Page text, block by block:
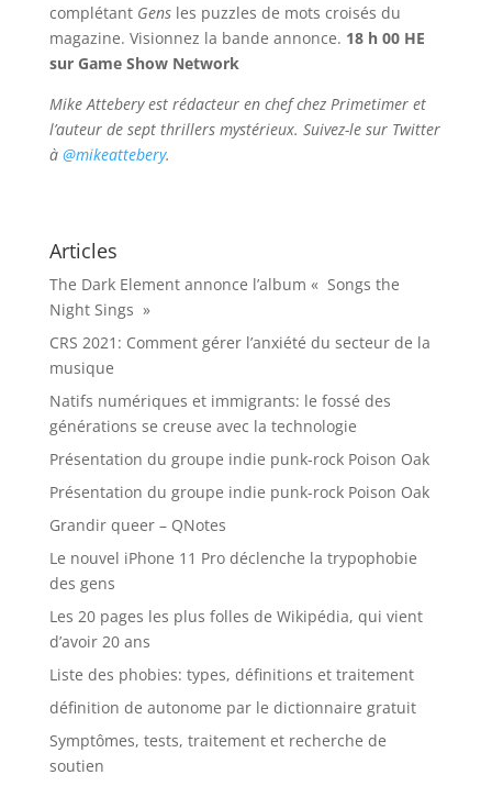
complétant Gensles puzzles de mots croisés du
magazine. Visionnez la bande annonce. 18 h 00 HE
sur Game Show Network
Mike Attebery est rédacteur en chef chez Primetimer et
l’auteur de sept thrillers mystérieux. Suivez-le sur Twitter
à @mikeattebery.
Articles
The Dark Element annonce l’album « Songs the
Night Sings »
CRS 2021: Comment gérer l’anxiété du secteur de la
musique
Natifs numériques et immigrants: le fossé des
générations se creuse avec la technologie
Présentation du groupe indie punk-rock Poison Oak
Présentation du groupe indie punk-rock Poison Oak
Grandir queer – QNotes
Le nouvel iPhone 11 Pro déclenche la trypophobie
des gens
Les 20 pages les plus folles de Wikipédia, qui vient
d’avoir 20 ans
Liste des phobies: types, définitions et traitement
définition de autonome par le dictionnaire gratuit
Symptômes, tests, traitement et recherche de
soutien